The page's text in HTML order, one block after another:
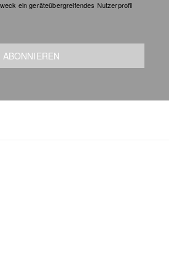
ein geräteübergreifendes Nutzerprofil
ABONNIEREN